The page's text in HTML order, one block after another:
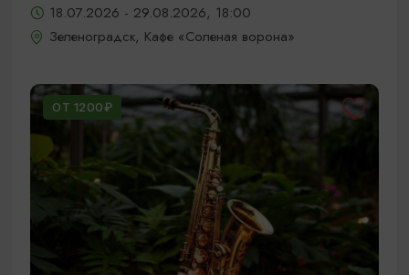
18.07.2026 - 29.08.2026, 18:00
Зеленоградск, Кафе «Соленая ворона»
ОТ 1200₽